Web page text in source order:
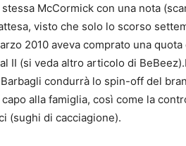
McCormick con una nota
visto che solo lo scorso
2010 aveva comprato una
II (si veda altro articolo di
condurrà lo spin-off del
alla famiglia, così come la
(sughi di cacciagione).